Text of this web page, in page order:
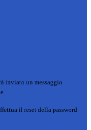
inviato un messaggio
il reset della password